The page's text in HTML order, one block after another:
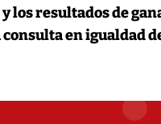
los resultados de
consulta en igualdad